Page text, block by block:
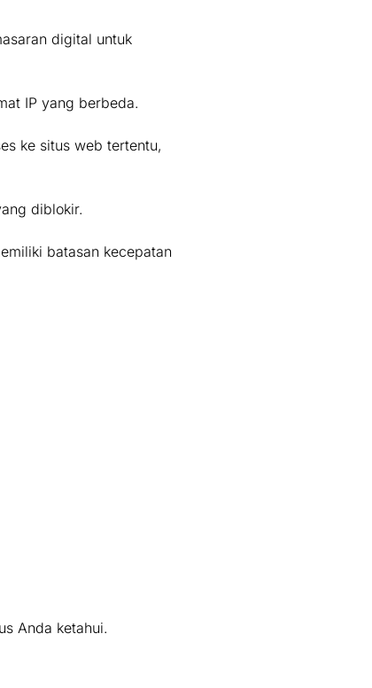
digital untuk
IP yang berbeda.
ke situs web tertentu,
diblokir.
batasan kecepatan
Anda ketahui.